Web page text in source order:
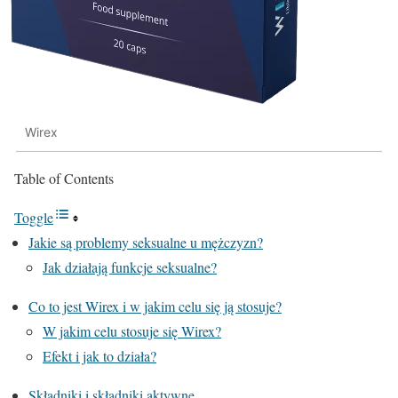
Wirex
Table of Contents
Toggle
Jakie są problemy seksualne u mężczyzn?
Jak działają funkcje seksualne?
Co to jest Wirex i w jakim celu się ją stosuje?
W jakim celu stosuje się Wirex?
Efekt i jak to działa?